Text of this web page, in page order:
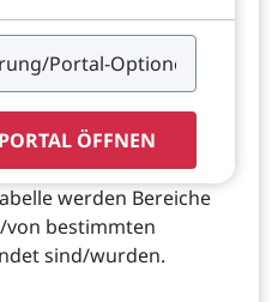
ÖFFNEN
werden Bereiche
bestimmten
sind/wurden.